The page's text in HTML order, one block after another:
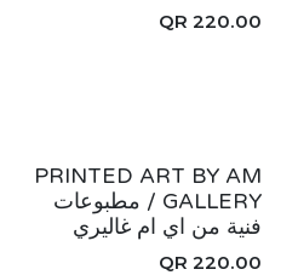
220.00
QR
جديد!
PRINTED ART BY AM
GALLERY / مطبوعات
فنية من اي ام غاليري
220.00
QR